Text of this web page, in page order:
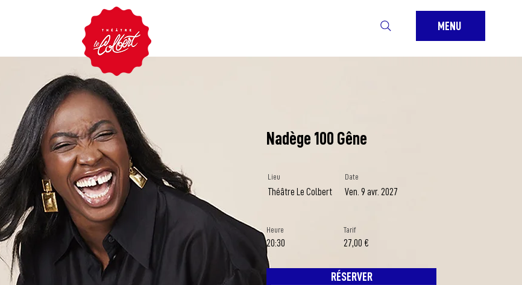
MENU
Nadège 100 Gêne
Lieu Date
Théâtre Le Colbert Ven. 9 avr. 2027
Heure
20:30
Tarif
27,00 €
RÉSERVER